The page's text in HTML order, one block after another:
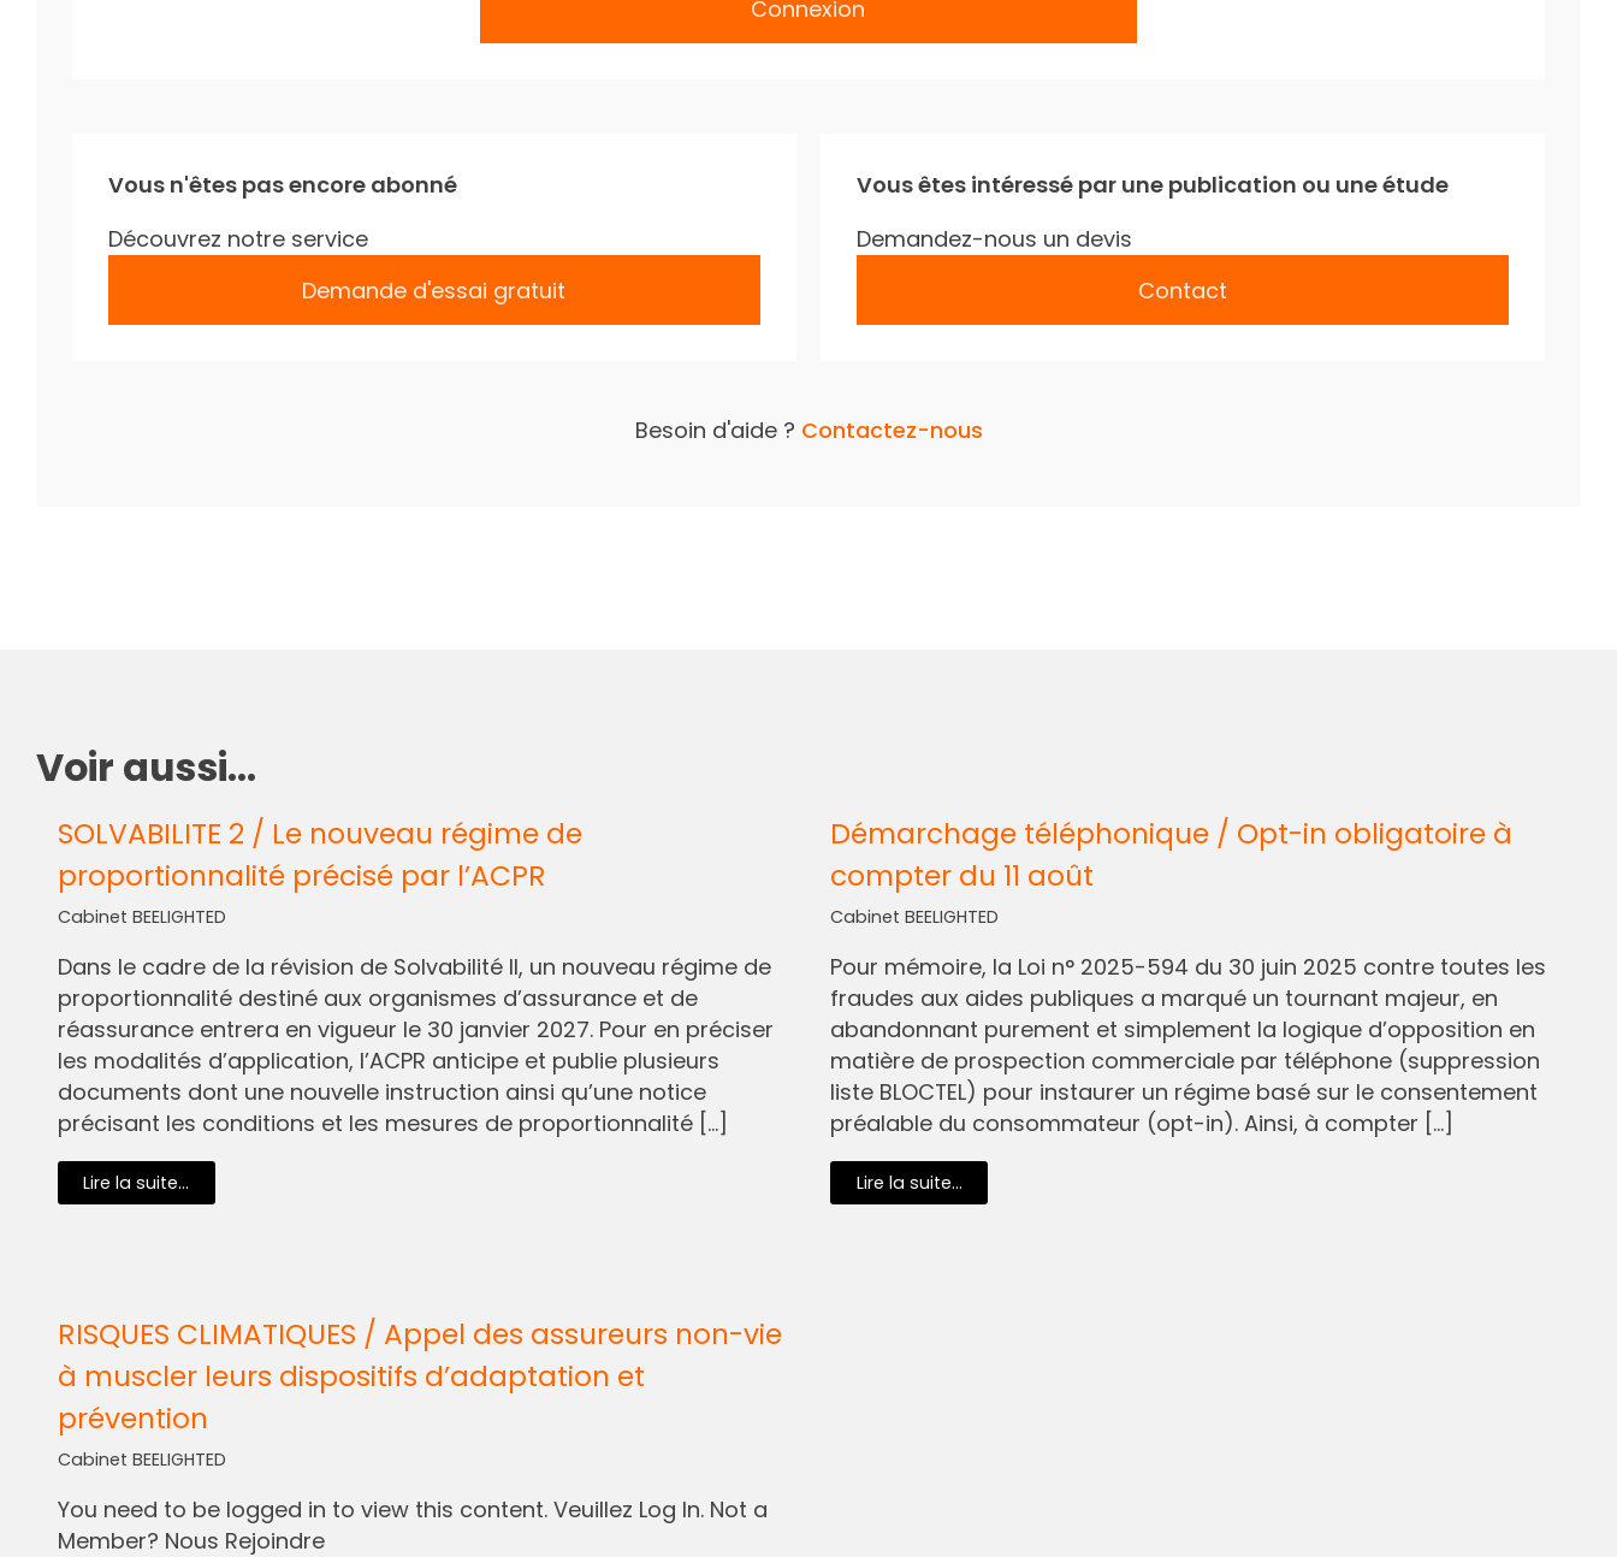
Connexion
Vous n'êtes pas encore abonné
Découvrez notre service
Demande d'essai gratuit
Vous êtes intéressé par une publication ou une étude
Demandez-nous un devis
Contact
Besoin d'aide ? Contactez-nous
Voir aussi...
SOLVABILITE 2 / Le nouveau régime de
proportionnalité précisé par l’ACPR
Cabinet BEELIGHTED
Dans le cadre de la révision de Solvabilité II, un nouveau régime de
proportionnalité destiné aux organismes d’assurance et de
réassurance entrera en vigueur le 30 janvier 2027. Pour en préciser
les modalités d’application, l’ACPR anticipe et publie plusieurs
documents dont une nouvelle instruction ainsi qu’une notice
précisant les conditions et les mesures de proportionnalité […]
Lire la suite...
Démarchage téléphonique / Opt-in obligatoire à
compter du 11 août
Cabinet BEELIGHTED
Pour mémoire, la Loi n° 2025-594 du 30 juin 2025 contre toutes les
fraudes aux aides publiques a marqué un tournant majeur, en
abandonnant purement et simplement la logique d’opposition en
matière de prospection commerciale par téléphone (suppression
liste BLOCTEL) pour instaurer un régime basé sur le consentement
préalable du consommateur (opt-in). Ainsi, à compter […]
Lire la suite...
RISQUES CLIMATIQUES / Appel des assureurs non-vie
à muscler leurs dispositifs d’adaptation et
prévention
Cabinet BEELIGHTED
You need to be logged in to view this content. Veuillez Log In. Not a
Member? Nous Rejoindre